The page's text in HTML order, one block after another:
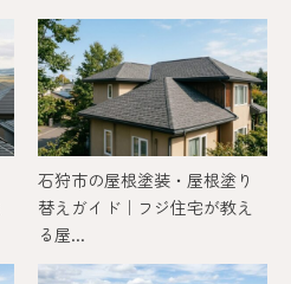
石狩市の屋根塗装・屋根塗り
替えガイド｜フジ住宅が教え
る屋...